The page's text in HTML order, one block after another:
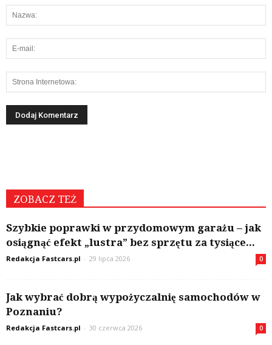
ZOBACZ TEŻ
Szybkie poprawki w przydomowym garażu – jak
osiągnąć efekt „lustra” bez sprzętu za tysiące...
Redakcja Fastcars.pl - 29 lipca 2026 0
Jak wybrać dobrą wypożyczalnię samochodów w
Poznaniu?
Redakcja Fastcars.pl - 30 czerwca 2026 0